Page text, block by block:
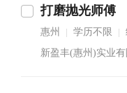
打磨抛光师傅
惠州 学历不限
新盈丰(惠州)实业有